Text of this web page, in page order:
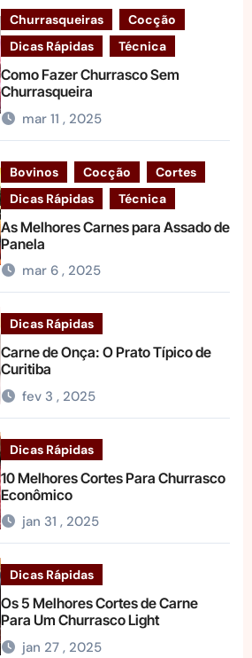
Churrasqueiras
Cocção
Dicas Rápidas
Técnica
Como Fazer Churrasco Sem
Churrasqueira
mar 11 , 2025
Bovinos Cocção
Cortes
Dicas Rápidas
Técnica
As Melhores Carnes para Assado de
Panela
mar 6 , 2025
Dicas Rápidas
Carne de Onça: O Prato Típico de
Curitiba
fev 3 , 2025
Dicas Rápidas
10 Melhores Cortes Para Churrasco
Econômico
jan 31 , 2025
Dicas Rápidas
Os 5 Melhores Cortes de Carne
Para Um Churrasco Light
jan 27 , 2025